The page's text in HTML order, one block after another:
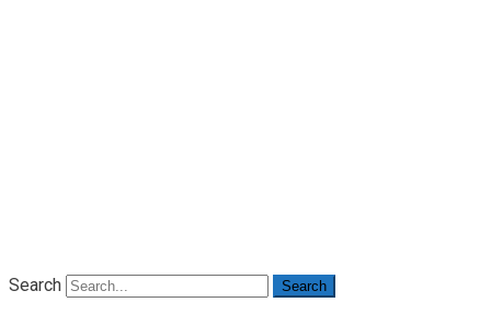
Search Search